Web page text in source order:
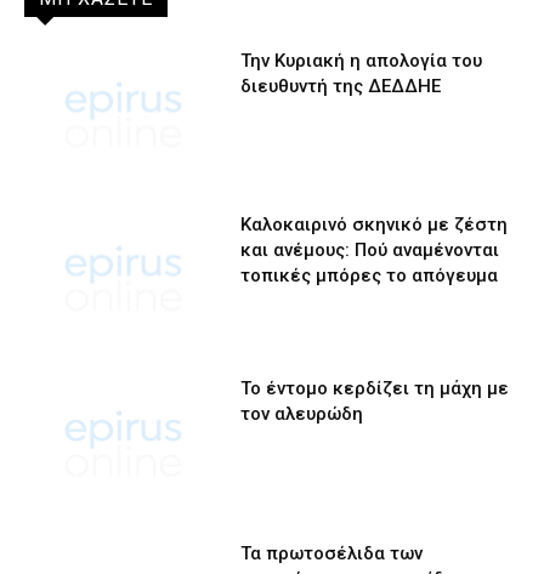
Την Κυριακή η απολογία του
διευθυντή της ΔΕΔΔΗΕ
Καλοκαιρινό σκηνικό με ζέστη
και ανέμους: Πού αναμένονται
τοπικές μπόρες το απόγευμα
Το έντομο κερδίζει τη μάχη με
τον αλευρώδη
Τα πρωτοσέλιδα των